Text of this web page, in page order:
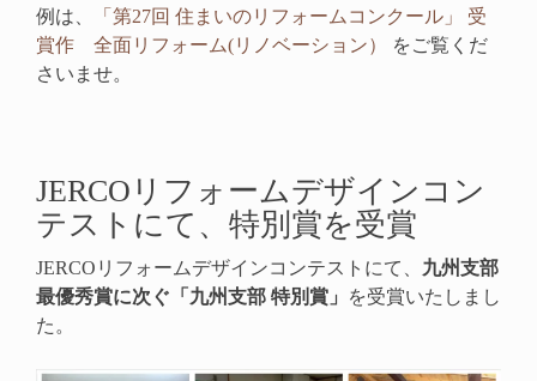
例は、
「第27回 住まいのリフォームコンクール」 受
賞作 全面リフォーム(リノベーション）
をご覧くだ
さいませ。
JERCOリフォームデザインコン
テストにて、特別賞を受賞
JERCOリフォームデザインコンテストにて、 九州支部
最優秀賞に次ぐ「九州支部 特別賞」
を受賞いたしまし
た。